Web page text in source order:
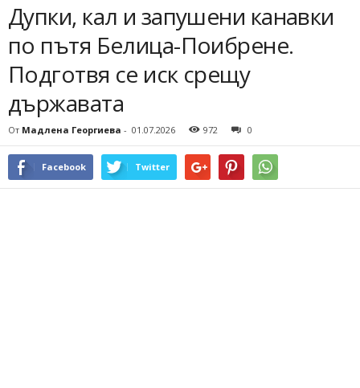
Дупки, кал и запушени канавки
по пътя Белица-Поибрене.
Подготвя се иск срещу
държавата
От Мадлена Георгиева - 01.07.2026 972 0
Facebook Twitter